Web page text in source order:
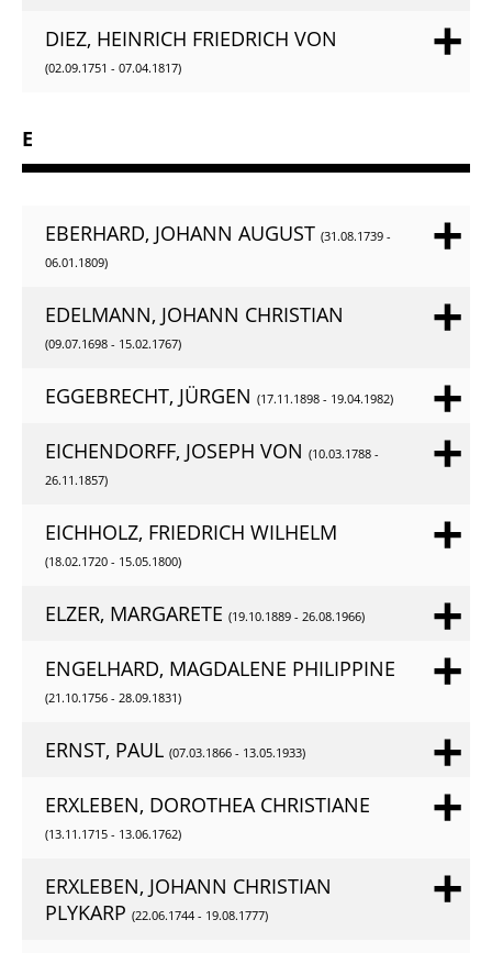
DIEZ, HEINRICH FRIEDRICH VON
(02.09.1751 - 07.04.1817)
E
EBERHARD, JOHANN AUGUST (31.08.1739 -
06.01.1809)
EDELMANN, JOHANN CHRISTIAN
(09.07.1698 - 15.02.1767)
EGGEBRECHT, JÜRGEN (17.11.1898 - 19.04.1982)
EICHENDORFF, JOSEPH VON (10.03.1788 -
26.11.1857)
EICHHOLZ, FRIEDRICH WILHELM
(18.02.1720 - 15.05.1800)
ELZER, MARGARETE (19.10.1889 - 26.08.1966)
ENGELHARD, MAGDALENE PHILIPPINE
(21.10.1756 - 28.09.1831)
ERNST, PAUL (07.03.1866 - 13.05.1933)
ERXLEBEN, DOROTHEA CHRISTIANE
(13.11.1715 - 13.06.1762)
ERXLEBEN, JOHANN CHRISTIAN
PLYKARP (22.06.1744 - 19.08.1777)